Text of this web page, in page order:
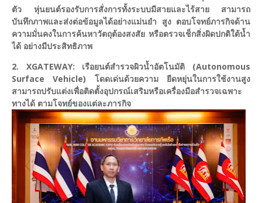
ตัว หุ่นยนต์รองรับการสั่งการทั้งระบบมีสายและไร้สาย สามารถ
บันทึกภาพและส่งต่อข้อมูลได้อย่างแม่นยำ สูง ตอบโจทย์ภารกิจด้าน
ความมั่นคงในการค้นหาวัตถุต้องสงสัย หรือตรวจเช็กสิ่งผิดปกติใต้น้ำ
ได้ อย่างมีประสิทธิภาพ
2. XGATEWAY: เรือยนต์สำรวจผิวน้ำอัตโนมัติ (Autonomous
Surface Vehicle) โดดเด่นด้วยความ ยืดหยุ่นในการใช้งานสูง
สามารถปรับแต่งเพื่อติดตั้งอุปกรณ์เสริมหรือเครื่องมือสำรวจเฉพาะ
ทางได้ ตามโจทย์ของแต่ละภารกิจ